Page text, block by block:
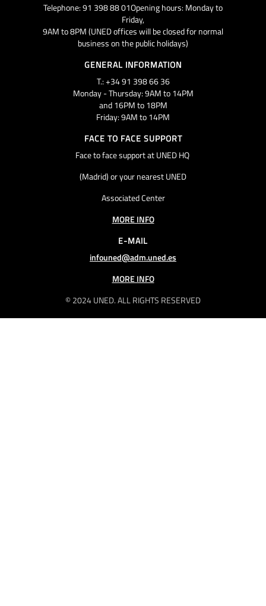
© 2024 UNED. ALL RIGHTS RESERVED
Telephone: 91 398 88 01Opening hours: Monday to
Friday,
9AM to 8PM (UNED offices will be closed for normal
business on the public holidays)
GENERAL INFORMATION
T.: +34 91 398 66 36
Monday - Thursday: 9AM to 14PM
and 16PM to 18PM
Friday: 9AM to 14PM
FACE TO FACE SUPPORT
Face to face support at UNED HQ
(Madrid) or your nearest UNED
Associated Center
MORE INFO
E-MAIL
infouned@adm.uned.es
MORE INFO